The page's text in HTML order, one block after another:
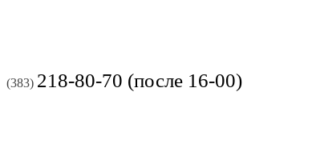
(383) 218-80-70 (после 16-00)